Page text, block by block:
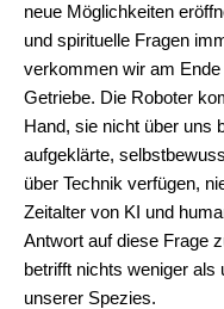
neue Möglichkeiten
und spirituelle Fragen
verkommen wir am
Getriebe. Die Roboter
Hand, sie nicht über uns
aufgeklärte,
über Technik verfügen,
Zeitalter von KI und
Antwort auf diese Frage
betrifft nichts weniger
unserer Spezies.